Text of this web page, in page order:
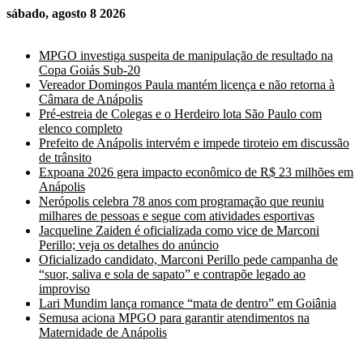
sábado, agosto 8 2026
MPGO investiga suspeita de manipulação de resultado na
Copa Goiás Sub-20
Vereador Domingos Paula mantém licença e não retorna à
Câmara de Anápolis
Pré-estreia de Colegas e o Herdeiro lota São Paulo com
elenco completo
Prefeito de Anápolis intervém e impede tiroteio em discussão
de trânsito
Expoana 2026 gera impacto econômico de R$ 23 milhões em
Anápolis
Nerópolis celebra 78 anos com programação que reuniu
milhares de pessoas e segue com atividades esportivas
Jacqueline Zaiden é oficializada como vice de Marconi
Perillo; veja os detalhes do anúncio
Oficializado candidato, Marconi Perillo pede campanha de
“suor, saliva e sola de sapato” e contrapõe legado ao
improviso
Lari Mundim lança romance “mata de dentro” em Goiânia
Semusa aciona MPGO para garantir atendimentos na
Maternidade de Anápolis